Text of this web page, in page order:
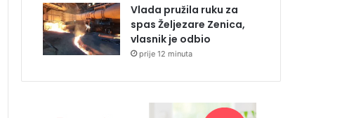
Vlada pružila ruku za
spas Željezare Zenica,
vlasnik je odbio
prije 12 minuta